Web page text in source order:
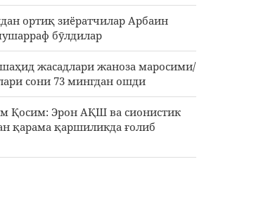
ортиқ зиёратчилар Арбаин
бӯлдилар
шаҳид жасадлари жаноза маросими/
сони 73 мингдан ошди
Қосим: Эрон АҚШ ва сионистик
қарама қаршиликда ғолиб